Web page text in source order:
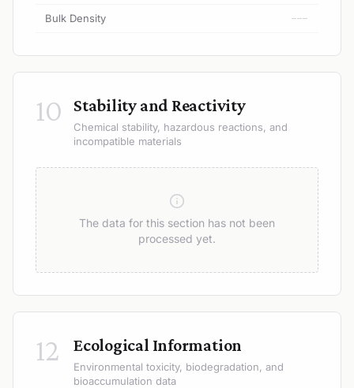
Bulk Density ---
10 Stability and Reactivity
Chemical stability, hazardous reactions, and
incompatible materials
The data for this section has not been
processed yet.
12 Ecological Information
Environmental toxicity, biodegradation, and
bioaccumulation data